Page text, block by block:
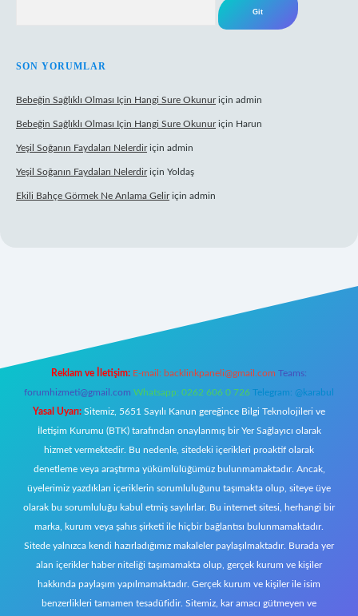
SON YORUMLAR
Bebeğin Sağlıklı Olması Için Hangi Sure Okunuriçin admin
Bebeğin Sağlıklı Olması Için Hangi Sure Okunuriçin Harun
Yeşil Soğanın Faydaları Nelerdiriçin admin
Yeşil Soğanın Faydaları Nelerdiriçin Yoldaş
Ekili Bahçe Görmek Ne Anlama Geliriçin admin
Reklam ve İletişim: E-mail: backlinkpaneli@gmail.com Teams:
forumhizmeti@gmail.com Whatsapp: 0262 606 0 726 Telegram: @karabul
Yasal Uyarı: Sitemiz, 5651 Sayılı Kanun gereğince Bilgi Teknolojileri ve
İletişim Kurumu (BTK) tarafından onaylanmış bir Yer Sağlayıcı olarak
hizmet vermektedir. Bu nedenle, sitedeki içerikleri proaktif olarak
denetleme veya araştırma yükümlülüğümüz bulunmamaktadır. Ancak,
üyelerimiz yazdıkları içeriklerin sorumluluğunu taşımakta olup, siteye üye
olarak bu sorumluluğu kabul etmiş sayılırlar. Bu internet sitesi, herhangi bir
marka, kurum veya şahıs şirketi ile hiçbir bağlantısı bulunmamaktadır.
Sitede yalnızca kendi hazırladığımız makaleler paylaşılmaktadır. Burada yer
alan içerikler haber niteliği taşımamakta olup, gerçek kurum ve kişiler
hakkında paylaşım yapılmamaktadır. Gerçek kurum ve kişiler ile isim
benzerlikleri tamamen tesadüfidir. Sitemiz, kar amacı gütmeyen ve